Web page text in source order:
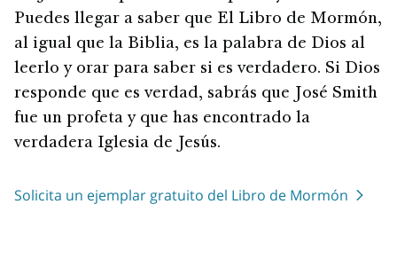
Puedes llegar a saber que El Libro de Mormón,
al igual que la Biblia, es la palabra de Dios al
leerlo y orar para saber si es verdadero. Si Dios
responde que es verdad, sabrás que José Smith
fue un profeta y que has encontrado la
verdadera Iglesia de Jesús.
Solicita un ejemplar gratuito del Libro de Mormón